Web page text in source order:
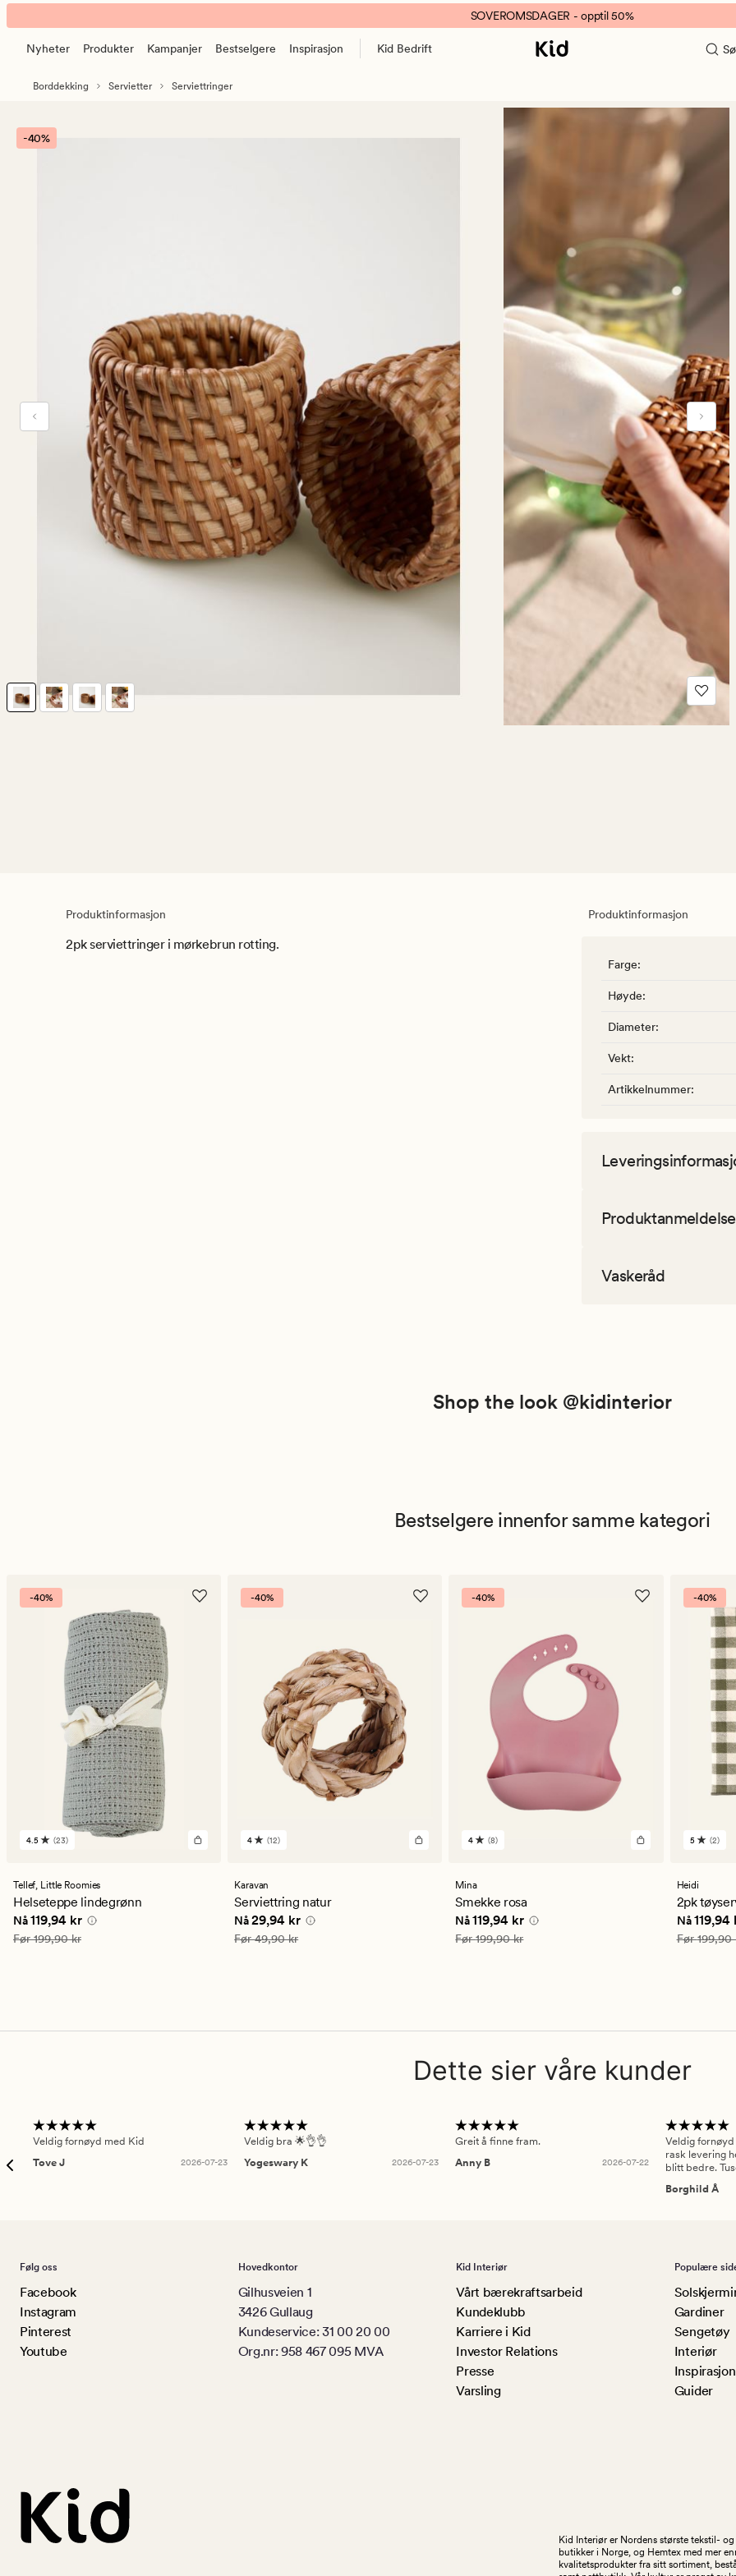
Elena
banner.
Klikk
pause.
SOVEROMSDAGER - opptil 50%
Nyheter Produkter Kampanjer Bestselgere Inspirasjon Kid Bedrift
Borddekking Servietter Serviettringer
-40%
Produktinformasjon
2pk serviettringer i mørkebrun rotting.
Produktinformasjon
Farge:
Høyde:
Diameter:
Vekt:
Artikkelnummer:
Vaskeråd
Shop the look @kidinterior
Bestselgere innenfor samme kategori
-40%
23
en
gjennomsnittlig
vurdering
på
4.5
4.5 (23)
Tellef, Little Roomies
Helseteppe lindegrønn
Nåværende pris
Nå119,94 kr
Vanlig pris 199,90 kr
Før199,90 kr
-40%
12
en
gjennomsnittlig
vurdering
på
4
4 (12)
Karavan
Serviettring natur
Nåværende pris
Nå29,94 kr
Vanlig pris 49,90 kr
Før49,90 kr
-40%
8
en
gjennomsnittlig
vurdering
på
4
4 (8)
Mina
Smekke rosa
Nåværende pris
Nå 119,94 kr
Vanlig pris 199,90 kr
Før199,90 kr
-40%
2
en
på
5
5 (2)
Heidi
2pk
Nå 119,94
Vanlig pris
Før199,90
Dette sier våre kunder
Veldig fornøyd med Kid
Tove J
2026-07-23
Veldig bra 🌟👌👌
Yogeswary K
2026-07-23
Greit å finne fram.
Anny B
2026-07-22
Veldig
rask levering
blitt bedre.
Borghild Å
Følg oss
Facebook
Instagram
Pinterest
Youtube
Hovedkontor
Gilhusveien 1
3426 Gullaug
Kundeservice: 31 00 20 00
Org.nr: 958 467 095 MVA
Kid Interiør
Vårt bærekraftsarbeid
Kundeklubb
Karriere i Kid
Investor Relations
Presse
Varsling
Populære
Gardiner
Sengetøy
Interiør
Inspirasjon
Guider
Kid Interiør er Nordens største tekstil-
butikker i Norge, og Hemtex med mer
kvalitetsprodukter fra sitt sortiment,